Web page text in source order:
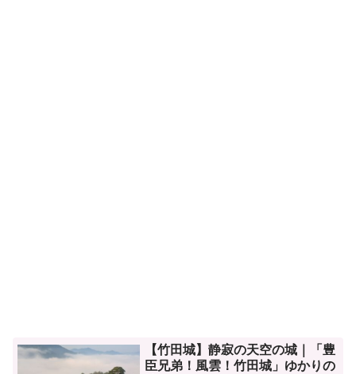
【竹田城】静寂の天空の城｜「豊
臣兄弟！風雲！竹田城」ゆかりの